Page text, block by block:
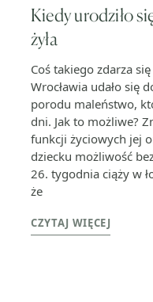
Kiedy urodziło
żyła
Coś takiego zdarza
Wrocławia udało się
porodu maleństwo,
dni. Jak to możliwe?
funkcji życiowych jej
dziecku możliwość
26. tygodnia ciąży w
że
CZYTAJ WIĘCEJ